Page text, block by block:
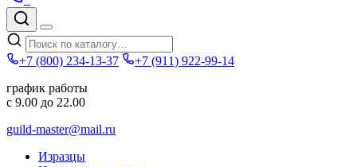
Поиск
по
каталогу
Меню
+7 (800) 234-13-37
+7 (911) 922-99-14
график работы
с 9.00 до 22.00
guild-master@mail.ru
Изразцы